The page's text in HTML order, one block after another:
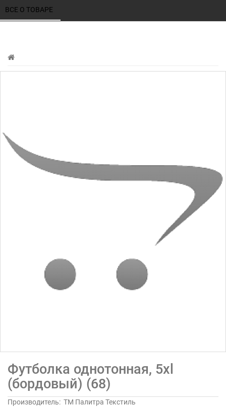
ВСЕ О ТОВАРЕ
Футболка однотонная, 5xl
(бордовый) (68)
Производитель: ТМ Палитра Текстиль